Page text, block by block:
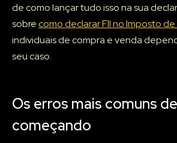
de como lançar tudo isso na sua
sobrecomo declarar FII no Imposto
individuais de compra e venda
seu caso.
Os erros mais comuns
começando